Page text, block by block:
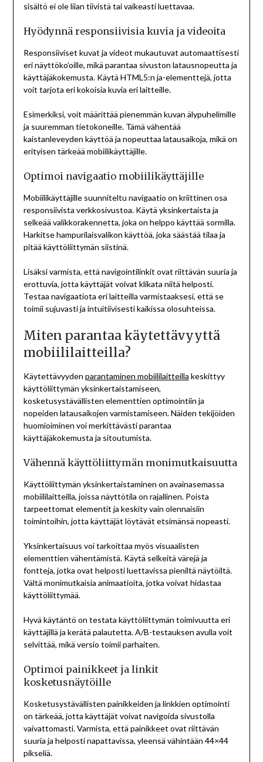
sisältö ei ole liian tiivistä tai vaikeasti luettavaa.
Hyödynnä responsiivisia kuvia ja videoita
Responsiiviset kuvat ja videot mukautuvat automaattisesti
eri näyttöko’oille, mikä parantaa sivuston latausnopeutta ja
käyttäjäkokemusta. Käytä HTML5:n ja-elementtejä, jotta
voit tarjota eri kokoisia kuvia eri laitteille.
Esimerkiksi, voit määrittää pienemmän kuvan älypuhelimille
ja suuremman tietokoneille. Tämä vähentää
kaistanleveyden käyttöä ja nopeuttaa latausaikoja, mikä on
erityisen tärkeää mobiilikäyttäjille.
Optimoi navigaatio mobiilikäyttäjille
Mobiilikäyttäjille suunniteltu navigaatio on kriittinen osa
responsiivista verkkosivustoa. Käytä yksinkertaista ja
selkeää valikkorakennetta, joka on helppo käyttää sormilla.
Harkitse hampurilaisvalikon käyttöä, joka säästää tilaa ja
pitää käyttöliittymän siistinä.
Lisäksi varmista, että navigointilinkit ovat riittävän suuria ja
erottuvia, jotta käyttäjät voivat klikata niitä helposti.
Testaa navigaatiota eri laitteilla varmistaaksesi, että se
toimii sujuvasti ja intuitiivisesti kaikissa olosuhteissa.
Miten parantaa käytettävyyttä
mobiililaitteilla?
Käytettävyyden parantaminen mobiililaitteilla keskittyy
käyttöliittymän yksinkertaistamiseen,
kosketusystävällisten elementtien optimointiin ja
nopeiden latausaikojen varmistamiseen. Näiden tekijöiden
huomioiminen voi merkittävästi parantaa
käyttäjäkokemusta ja sitoutumista.
Vähennä käyttöliittymän monimutkaisuutta
Käyttöliittymän yksinkertaistaminen on avainasemassa
mobiililaitteilla, joissa näyttötila on rajallinen. Poista
tarpeettomat elementit ja keskity vain olennaisiin
toimintoihin, jotta käyttäjät löytävät etsimänsä nopeasti.
Yksinkertaisuus voi tarkoittaa myös visuaalisten
elementtien vähentämistä. Käytä selkeitä värejä ja
fontteja, jotka ovat helposti luettavissa pieniltä näytöiltä.
Vältä monimutkaisia animaatioita, jotka voivat hidastaa
käyttöliittymää.
Hyvä käytäntö on testata käyttöliittymän toimivuutta eri
käyttäjillä ja kerätä palautetta. A/B-testauksen avulla voit
selvittää, mikä versio toimii parhaiten.
Optimoi painikkeet ja linkit
kosketusnäytöille
Kosketusystävällisten painikkeiden ja linkkien optimointi
on tärkeää, jotta käyttäjät voivat navigoida sivustolla
vaivattomasti. Varmista, että painikkeet ovat riittävän
suuria ja helposti napattavissa, yleensä vähintään 44×44
pikseliä.